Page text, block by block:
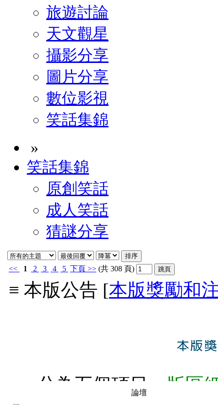
旅遊討論
天文觀星
攝影分享
圖片分享
數位影視
笑話集錦
»
笑話集錦
原創笑話
成人笑話
猜謎分享
<< 1 2 3 4 5 下頁 >> (共 308 頁)
≡ 本版公告 [本版獎勵和
分為五個項目： 版區
論壇